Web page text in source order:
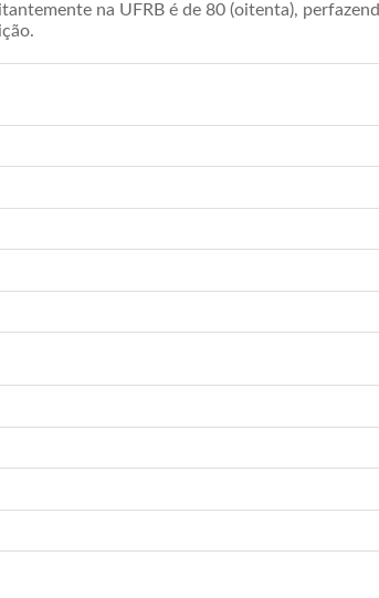
na UFRB é de 80 (oitenta),